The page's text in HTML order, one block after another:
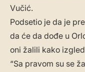
Vučić.
Podsetio je da je
da će da dođe u
oni žalili kako
“Sa pravom su se